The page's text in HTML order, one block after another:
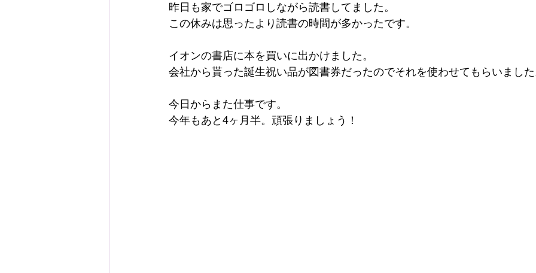
昨日も家でゴロゴロしながら読書してました。
この休みは思ったより読書の時間が多かったです。
イオンの書店に本を買いに出かけました。
会社から貰った誕生祝い品が図書券だったのでそれを使わせてもらいまし
今日からまた仕事です。
今年もあと4ヶ月半。頑張りましょう！